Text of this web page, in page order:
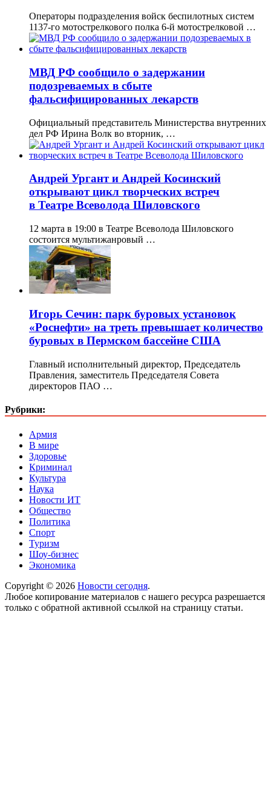
Операторы подразделения войск беспилотных систем
1137-го мотострелкового полка 6-й мотострелковой …
МВД РФ сообщило о задержании
подозреваемых в сбыте
фальсифицированных лекарств
Официальный представитель Министерства внутренних
дел РФ Ирина Волк во вторник, …
Андрей Ургант и Андрей Косинский
открывают цикл творческих встреч
в Театре Всеволода Шиловского
12 марта в 19:00 в Театре Всеволода Шиловского
состоится мультижанровый …
Игорь Сечин: парк буровых установок
«Роснефти» на треть превышает количество
буровых в Пермском бассейне США
Главный исполнительный директор, Председатель
Правления, заместитель Председателя Совета
директоров ПАО …
Рубрики:
Армия
В мире
Здоровье
Криминал
Культура
Наука
Новости ИТ
Общество
Политика
Спорт
Туризм
Шоу-бизнес
Экономика
Copyright © 2026 Новости сегодня.
Любое копирование материалов с нашего ресурса разрешается
только с обратной активной ссылкой на страницу статьи.